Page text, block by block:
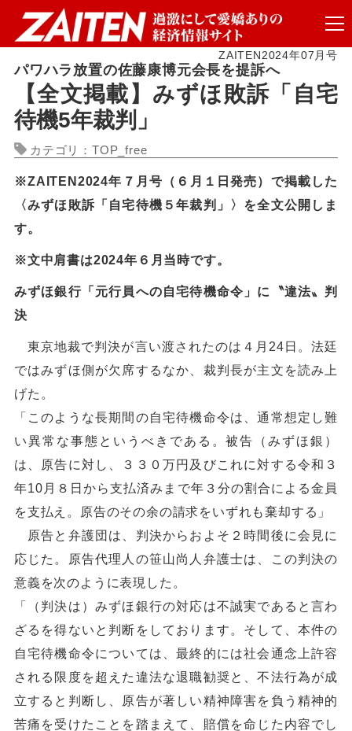
ZAITEN2024年07月号
パワハラ放置の佐藤康博元会長を提訴へ
【全文掲載】みずほ敗訴「自宅
待機5年裁判」
カテゴリ：TOP_free
※ZAITEN2024年７月号（６月１日発売）で掲載した
〈みずほ敗訴「自宅待機５年裁判」〉を全文公開しま
す。
※文中肩書は2024年６月当時です。
みずほ銀行「元行員への自宅待機命令」に〝違法〟判
決
東京地裁で判決が言い渡されたのは４月24日。法廷
ではみずほ側が欠席するなか、裁判長が主文を読み上
げた。
「このような長期間の自宅待機命令は、通常想定し難
い異常な事態というべきである。被告（みずほ銀）
は、原告に対し、３３０万円及びこれに対する令和３
年10月８日から支払済みまで年３分の割合による金員
を支払え。原告のその余の請求をいずれも棄却する」
原告と弁護団は、判決からおよそ２時間後に会見に
応じた。原告代理人の笹山尚人弁護士は、この判決の
意義を次のように表現した。
「（判決は）みずほ銀行の対応は不誠実であると言わ
ざるを得ないと判断をしております。そして、本件の
自宅待機命令については、最終的には社会通念上許容
される限度を超えた違法な退職勧奨と、不法行為が成
立すると判断し、原告が著しい精神障害を負う精神的
苦痛を受けたことを踏まえて、賠償を命じた内容でし